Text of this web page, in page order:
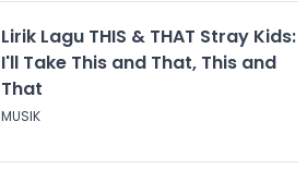
Lirik Lagu THIS & THAT Stray Kids:
I'll Take This and That, This and
That
MUSIK